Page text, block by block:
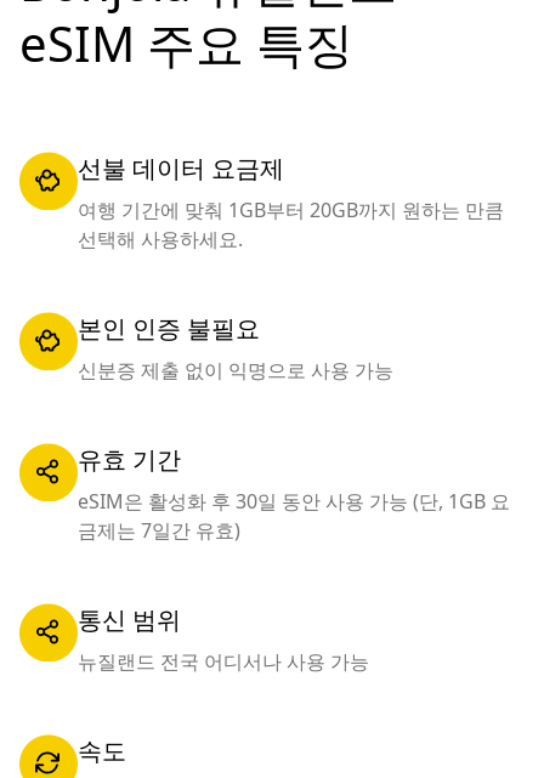
eSIM 주요 특징
선불 데이터 요금제
여행 기간에 맞춰 1GB부터 20GB까지 원하는 만큼
선택해 사용하세요.
본인 인증 불필요
신분증 제출 없이 익명으로 사용 가능
유효 기간
eSIM은 활성화 후 30일 동안 사용 가능 (단, 1GB 요
금제는 7일간 유효)
통신 범위
뉴질랜드 전국 어디서나 사용 가능
속도